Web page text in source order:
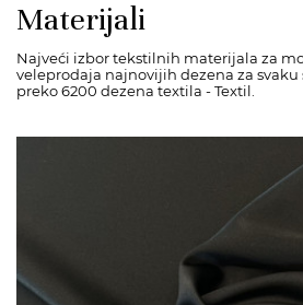
Materijali
Najveći izbor tekstilnih materijala za
veleprodaja najnovijih dezena za svaku
preko 6200 dezena textila - Textil.